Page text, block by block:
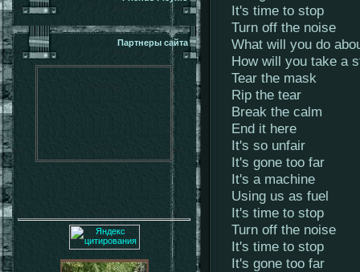
Партнеры сайта
It's time to stop
Turn off the noise
What will you do
How will you take a
Tear the mask
Rip the tear
Break the calm
End it here
It's so unfair
It's gone too far
It's a machine
Using us as fuel
It's time to stop
Turn off the noise
It's time to stop
It's gone too far